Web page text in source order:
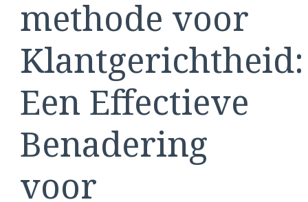
methode voor
Klantgerichtheid:
Een Effectieve
Benadering
voor